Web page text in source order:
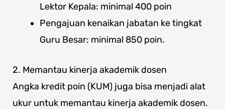
Lektor Kepala: minimal 400 poin
Pengajuan kenaikan jabatan ke tingkat
Guru Besar: minimal 850 poin.
2. Memantau kinerja akademik dosen
Angka kredit poin (KUM) juga bisa menjadi alat
ukur untuk memantau kinerja akademik dosen.